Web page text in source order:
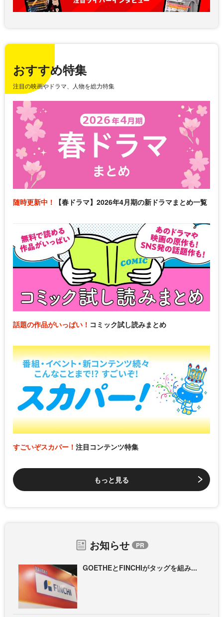
おすすめ特集
注目の映画やドラマ、人物を総力特集
随時更新中！ 【春ドラマ】2026年4月期の新ドラマまとめ一覧
話題の作品がいっぱい！ コミック試し読みまとめ
すごいぞスカパー！ 注目コンテンツ特集
もっと見る
お知らせ
GOETHEとFINCHIがタッグを組み...